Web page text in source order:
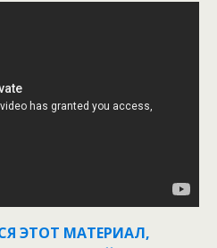
ЭТОТ МАТЕРИАЛ,